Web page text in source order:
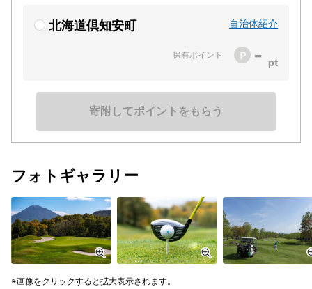
北海道倶知安町 自治体紹介
保有ポイント -
寄附してポイントをもらう
フォトギャラリー
画像をクリックすると拡大表示されます。